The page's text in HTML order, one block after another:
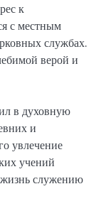
к
с местным
службах.
верой и
в духовную
и
увлечение
учений
служению